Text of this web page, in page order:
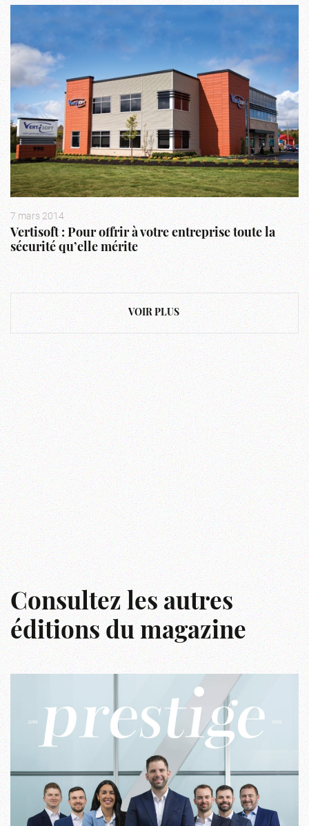
7 mars 2014
Vertisoft : Pour offrir à votre entreprise toute la
sécurité qu’elle mérite
VOIR PLUS
Consultez les autres
éditions du magazine